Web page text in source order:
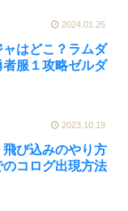
2024.01.25
はどこ？ラムダ
服１攻略ゼルダ
2023.10.19
飛び込みのやり方
コログ出現方法